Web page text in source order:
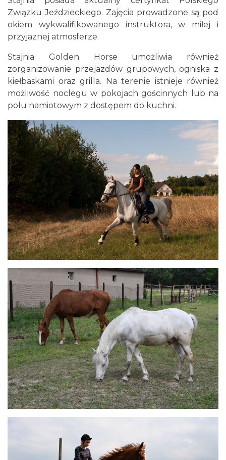
Związku Jeździeckiego. Zajęcia prowadzone są pod
okiem wykwalifikowanego instruktora, w miłej i
przyjaznej atmosferze.
Stajnia Golden Horse umożliwia również
zorganizowanie przejazdów grupowych, ogniska z
kiełbaskami oraz grilla. Na terenie istnieje również
możliwość noclegu w pokojach gościnnych lub na
polu namiotowym z dostępem do kuchni.